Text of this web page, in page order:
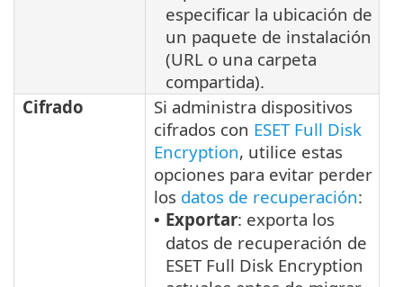
especificar la ubicación de
un paquete de instalación
(URL o una carpeta
compartida).
Cifrado
Si administra dispositivos
cifrados con ESET Full Disk
Encryption, utilice estas
opciones para evitar perder
los datos de recuperación:
• Exportar: exporta los
datos de recuperación de
ESET Full Disk Encryption